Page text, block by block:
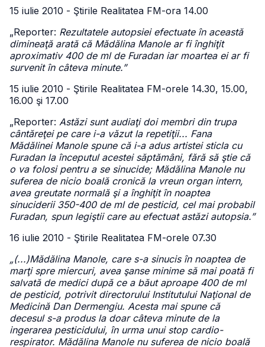
15 iulie 2010 - Ştirile Realitatea FM-ora 14.00
„Reporter: Rezultatele autopsiei efectuate în această
dimineaţă arată că Mădălina Manole ar fi înghiţit
aproximativ 400 de ml de Furadan iar moartea ei ar fi
survenit în câteva minute.”
15 iulie 2010 - Ştirile Realitatea FM-orele 14.30, 15.00,
16.00 şi 17.00
„Reporter: Astăzi sunt audiaţi doi membri din trupa
cântăreţei pe care i-a văzut la repetiţii... Fana
Mădălinei Manole spune că i-a adus artistei sticla cu
Furadan la începutul acestei săptămâni, fără să ştie că
o va folosi pentru a se sinucide; Mădălina Manole nu
suferea de nicio boală cronică la vreun organ intern,
avea greutate normală şi a înghiţit în noaptea
sinuciderii 350-400 de ml de pesticid, cel mai probabil
Furadan, spun legiştii care au efectuat astăzi autopsia.”
16 iulie 2010 - Ştirile Realitatea FM-orele 07.30
„(...)Mădălina Manole, care s-a sinucis în noaptea de
marţi spre miercuri, avea şanse minime să mai poată fi
salvată de medici după ce a băut aproape 400 de ml
de pesticid, potrivit directorului Institutului Naţional de
Medicină Dan Dermengiu. Acesta mai spune că
decesul s-a produs la doar câteva minute de la
ingerarea pesticidului, în urma unui stop cardio-
respirator. Mădălina Manole nu suferea de nicio boală